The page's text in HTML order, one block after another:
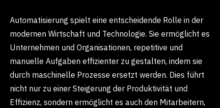
Automatisierung spielt eine entscheidende Rolle in der
modernen Wirtschaft und Technologie. Sie ermöglicht es
Unternehmen und Organisationen, repetitive und
manuelle Aufgaben effizienter zu gestalten, indem sie
durch maschinelle Prozesse ersetzt werden. Dies führt
nicht nur zu einer Steigerung der Produktivität und
Effizienz, sondern ermöglicht es auch den Mitarbeitern,